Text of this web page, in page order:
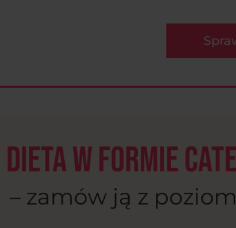
Dieta w formie
– zamów ją z